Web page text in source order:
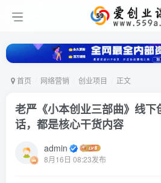
首页 网络营销 创业项目 正文
老严《小本创业三部曲》线下
话，都是核心干货内容
admin
8月16日 08:23发布